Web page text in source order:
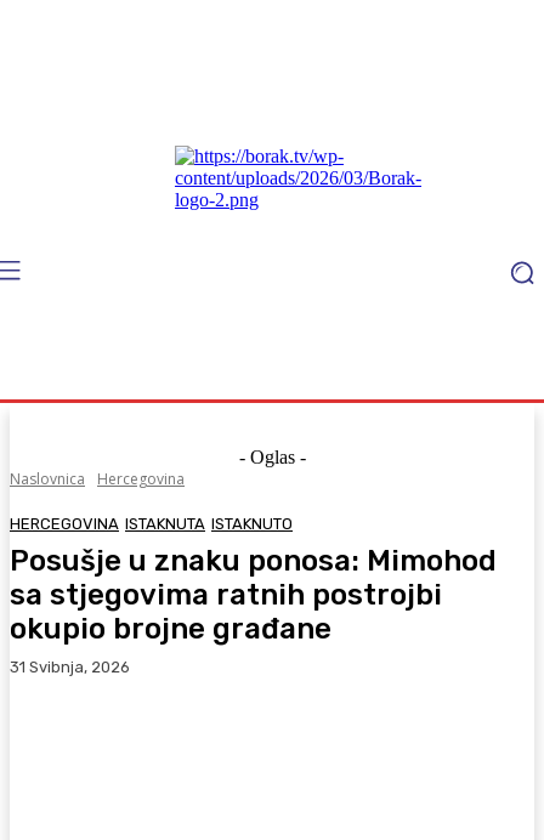
- Oglas -
Naslovnica
Hercegovina
HERCEGOVINA ISTAKNUTA ISTAKNUTO
Posušje u znaku ponosa: Mimohod
sa stjegovima ratnih postrojbi
okupio brojne građane
31 Svibnja, 2026